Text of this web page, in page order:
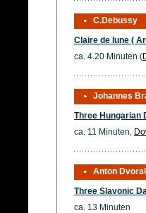
C.Debussy
Claire de lune (
ca. 4.20 Minuten (
Johannes
Three Hungarian
ca. 11 Minuten,
Anton
Three Slavonic
ca. 13 Minuten